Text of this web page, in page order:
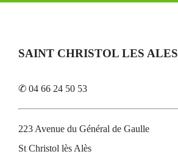
SAINT CHRISTOL LES ALES
✆ 04 66 24 50 53
223 Avenue du Général de Gaulle
St Christol lès Alès